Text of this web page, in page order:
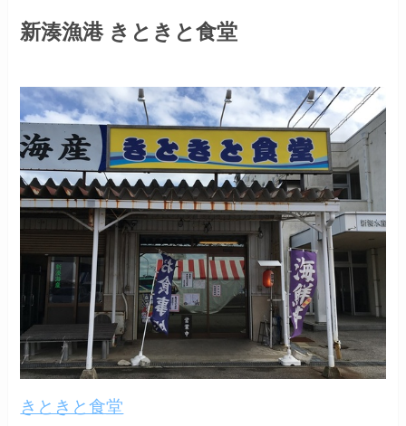
新湊漁港 きときと食堂
きときと食堂